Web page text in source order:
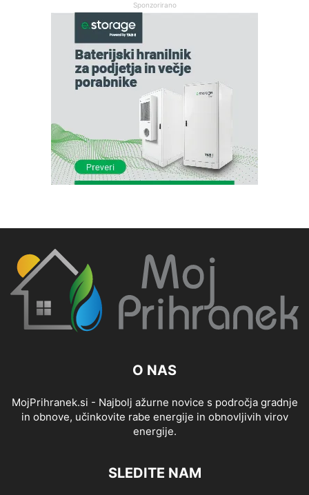
Sponzorirano
O NAS
MojPrihranek.si - Najbolj ažurne novice s področja gradnje
in obnove, učinkovite rabe energije in obnovljivih virov
energije.
SLEDITE NAM